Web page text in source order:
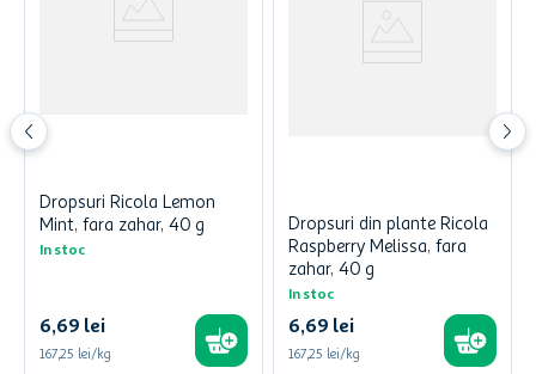
Dropsuri Ricola Lemon
Mint, fara zahar, 40 g
In stoc
6,69 lei
167,25 lei/kg
Dropsuri din plante Ricola
Raspberry Melissa, fara
zahar, 40 g
In stoc
6,69 lei
167,25 lei/kg